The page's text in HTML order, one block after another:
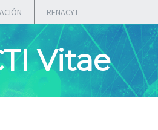
RENACYT
Vitae